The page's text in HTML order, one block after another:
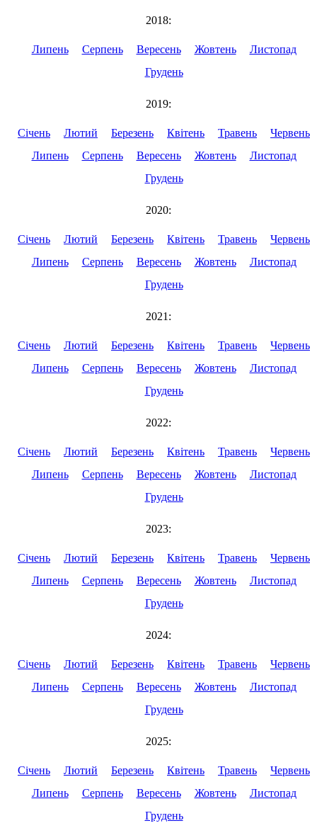
2018:
Липень Серпень Вересень Жовтень
Листопад
Грудень
2019:
Січень Лютий Березень Квітень Травень
Червень
Липень
Серпень Вересень Жовтень
Листопад
Грудень
2020:
Січень Лютий Березень Квітень Травень
Червень
Липень
Серпень Вересень Жовтень
Листопад
Грудень
2021:
Січень Лютий Березень Квітень Травень
Червень
Липень
Серпень Вересень Жовтень
Листопад
Грудень
2022:
Січень Лютий Березень Квітень Травень
Червень
Липень
Серпень Вересень Жовтень
Листопад
Грудень
2023:
Січень Лютий Березень Квітень Травень
Червень
Липень
Серпень Вересень Жовтень
Листопад
Грудень
2024:
Січень Лютий Березень Квітень Травень
Червень
Липень
Серпень Вересень Жовтень
Листопад
Грудень
2025:
Січень Лютий Березень Квітень Травень
Червень
Липень
Серпень Вересень Жовтень
Листопад
Грудень